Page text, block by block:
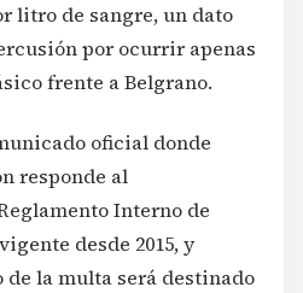
litro de sangre, un dato
por ocurrir apenas
frente a Belgrano.
oficial donde
responde al
Interno de
desde 2015, y
de la multa será destinado